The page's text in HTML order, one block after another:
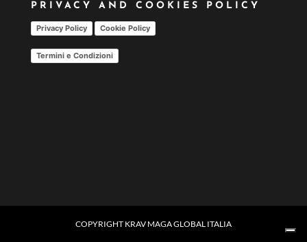
PRIVACY AND COOKIES POLICY
Privacy Policy Cookie Policy
Termini e Condizioni
COPYRIGHT KRAV MAGA GLOBAL ITALIA